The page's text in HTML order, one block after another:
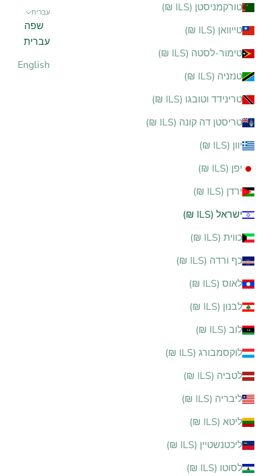
טורקמניסטן (ILS ₪)
טייוואן (ILS ₪)
טימור-לסטה (ILS ₪)
טנזניה (ILS ₪)
טרינידד וטובגו (ILS ₪)
טריסטן דה קונה (ILS ₪)
יוון (ILS ₪)
יפן (ILS ₪)
ירדן (ILS ₪)
ישראל (ILS ₪)
כווית (ILS ₪)
כף ורדה (ILS ₪)
לאוס (ILS ₪)
לבנון (ILS ₪)
לוב (ILS ₪)
לוקסמבורג (ILS ₪)
לטביה (ILS ₪)
ליבריה (ILS ₪)
ליטא (ILS ₪)
ליכטנשטיין (ILS ₪)
לסוטו (ILS ₪)
עברית
שפה
עברית
English